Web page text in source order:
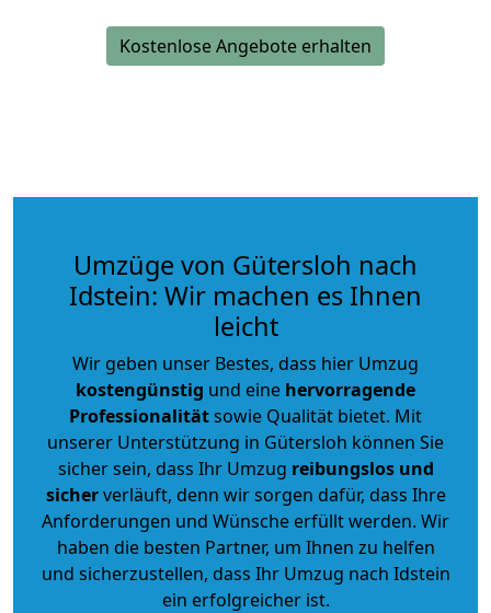
Kostenlose Angebote erhalten
Umzüge von Gütersloh nach
Idstein: Wir machen es Ihnen
leicht
Wir geben unser Bestes, dass hier Umzug
kostengünstig und eine hervorragende
Professionalitätsowie Qualität bietet. Mit
unserer Unterstützung in Gütersloh können Sie
sicher sein, dass Ihr Umzug reibungslos und
sicherverläuft, denn wir sorgen dafür, dass Ihre
Anforderungen und Wünsche erfüllt werden. Wir
haben die besten Partner, um Ihnen zu helfen
und sicherzustellen, dass Ihr Umzug nach Idstein
ein erfolgreicher ist.